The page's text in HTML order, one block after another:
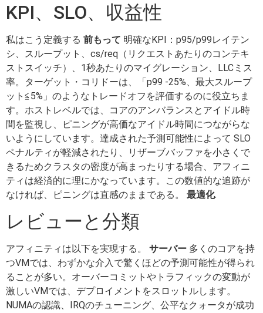
KPI、SLO、収益性
私はこう定義する 前もって 明確なKPI：p95/p99レイテン
シ、スループット、cs/req（リクエストあたりのコンテキ
ストスイッチ）、1秒あたりのマイグレーション、LLCミス
率。ターゲット・コリドーは、「p99 -25%、最大スループ
ット≦5%」のようなトレードオフを評価するのに役立ちま
す。ホストレベルでは、コアのアンバランスとアイドル時
間を監視し、ピニングが高価なアイドル時間につながらな
いようにしています。達成された予測可能性によって SLO
ペナルティが軽減されたり、リザーブバッファを小さくで
きるためクラスタの密度が高まったりする場合、アフィニ
ティは経済的に理にかなっています。この数値的な追跡が
なければ、ピニングは直感のままである。 最適化.
レビューと分類
アフィニティは以下を実現する。 サーバー 多くのコアを持
つVMでは、わずかな介入で驚くほどの予測可能性が得られ
ることが多い。オーバーコミットやトラフィックの変動が
激しいVMでは、デプロイメントをスロットルします。
NUMAの認識、IRQのチューニング、公平なクォータが成功